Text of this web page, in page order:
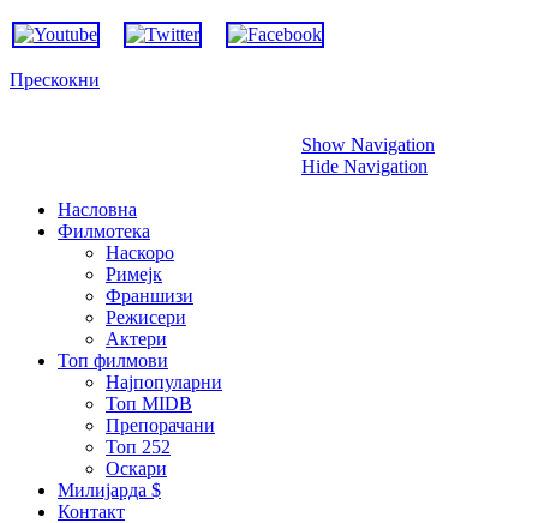
Прескокни
Show Navigation
Hide Navigation
Насловна
Филмотека
Наскоро
Римејк
Франшизи
Режисери
Актери
Топ филмови
Најпопуларни
Топ MIDB
Препорачани
Топ 252
Оскари
Милијарда $
Контакт